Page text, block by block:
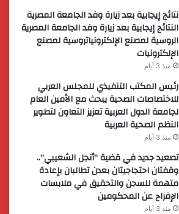
نتائج إيجابية بعد زيارة وفد الجامعة المصرية
النتائج إيجابية بعد زيارة وفد الجامعة المصرية
الروسية لمصنع الإلكترونياتروسية لمصنع
الإلكترونيات
منذ 3 أيام
رئيس المكتب التنفيذي للمجلس العربي
للاختصاصات الصحية يبحث مع الأمين العام
لجامعة الدول العربية تعزيز التعاون لتطوير
النظم الصحية العربية
منذ 3 أيام
تصعيد جديد في قضية “أنجل الشعيبي”..
وقفتان احتجاجيتان بعدن تطالبان بإعادة
متهمة للسجن والتحقيق في ملابسات
الإفراج عن المحكومين
منذ 3 أيام